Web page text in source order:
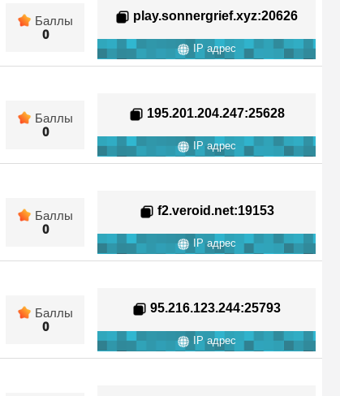
Баллы
0
play.sonnergrief.xyz:20626
IP адрес
Баллы
0
195.201.204.247:25628
IP адрес
Баллы
0
f2.veroid.net:19153
IP адрес
Баллы
0
95.216.123.244:25793
IP адрес